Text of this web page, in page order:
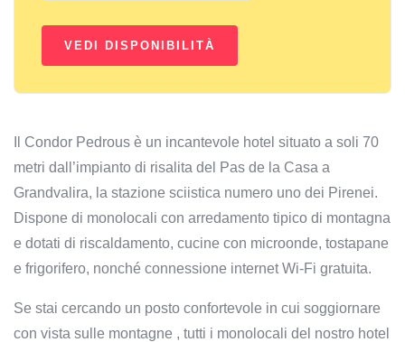
Il Condor Pedrous è un incantevole hotel situato a soli 70
metri dall’impianto di risalita del Pas de la Casa a
Grandvalira, la stazione sciistica numero uno dei Pirenei.
Dispone di monolocali con arredamento tipico di montagna
e dotati di riscaldamento, cucine con microonde, tostapane
e frigorifero, nonché connessione internet Wi-Fi gratuita.
Se stai cercando un posto confortevole in cui soggiornare
con vista sulle montagne , tutti i monolocali del nostro hotel